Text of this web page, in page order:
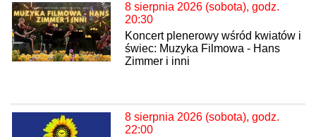
8 sierpnia 2026 (sobota), godz.
20:30
Koncert plenerowy wśród kwiatów i
świec: Muzyka Filmowa - Hans
Zimmer i inni
8 sierpnia 2026 (sobota), godz.
22:00